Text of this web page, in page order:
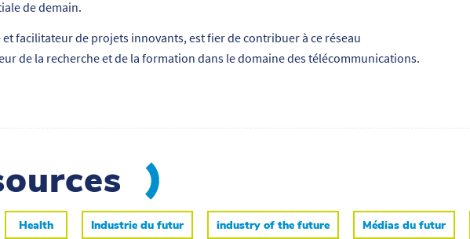
de demain.
facilitateur de projets innovants, est fier de contribuer à ce réseau
de la recherche et de la formation dans le domaine des télécommunications.
Health Industrie du futur industry of the future Médias du futur